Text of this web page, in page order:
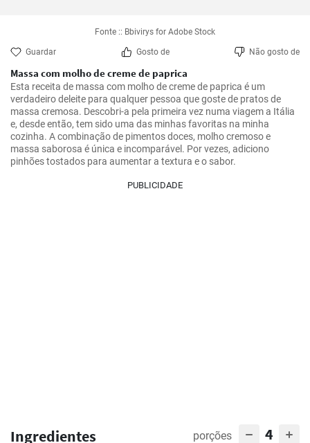
Fonte :: Bbivirys for Adobe Stock
Guardar Gosto de Não gosto de
Massa com molho de creme de paprica
Esta receita de massa com molho de creme de paprica é um
verdadeiro deleite para qualquer pessoa que goste de pratos de
massa cremosa. Descobri-a pela primeira vez numa viagem a Itália
e, desde então, tem sido uma das minhas favoritas na minha
cozinha. A combinação de pimentos doces, molho cremoso e
massa saborosa é única e incomparável. Por vezes, adiciono
pinhões tostados para aumentar a textura e o sabor.
PUBLICIDADE
Ingredientes porções 4